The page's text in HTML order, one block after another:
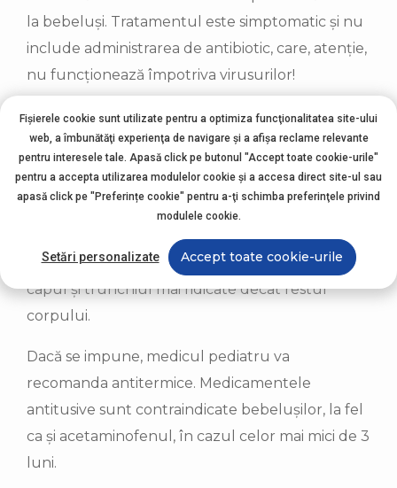
la bebeluși. Tratamentul este simptomatic și nu
include administrarea de antibiotic, care, atenție,
nu funcționează împotriva virusurilor!
Ce poți face este să aspiri des mucozitățile
bebelușului, pentru a-l ajuta să respire mai bine,
și să menții umiditatea la un nivel potrivit (un
umidificator poate folosi).
În timpul perioadelor de viroză bebelușul nu
trebuie să doarmă pe spate, ci doar pe lateral, cu
capul și trunchiul mai ridicate decât restul
corpului.
Dacă se impune, medicul pediatru va
recomanda antitermice. Medicamentele
antitusive sunt contraindicate bebelușilor, la fel
ca și acetaminofenul, în cazul celor mai mici de 3
luni.
Fișierele cookie sunt utilizate pentru a optimiza funcţionalitatea site-ului
web, a îmbunătăţi experienţa de navigare şi a afişa reclame relevante
pentru interesele tale. Apasă click pe butonul "Accept toate cookie-urile"
pentru a accepta utilizarea modulelor cookie şi a accesa direct site-ul sau
apasă click pe "Preferințe cookie" pentru a-ţi schimba preferinţele privind
modulele cookie.
Setări personalizate Accept toate cookie-urile